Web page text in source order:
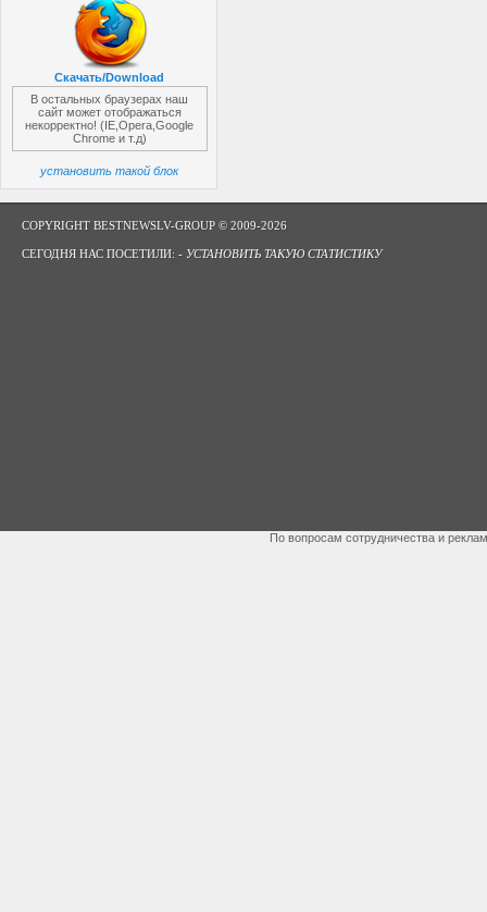
Скачать/Download
В остальных браузерах наш
сайт может отображаться
некорректно! (IE,Opera,Google
Chrome и т.д)
установить такой блок
COPYRIGHT BESTNEWSLV-GROUP © 2009-2026
СЕГОДНЯ НАС ПОСЕТИЛИ: - УСТАНОВИТЬ ТАКУЮ СТАТИСТИКУ
По вопросам сотрудничества и